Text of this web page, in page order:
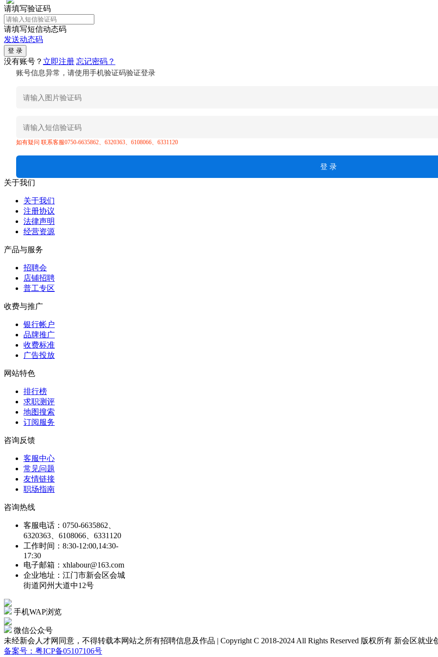
请填写验证码
请填写短信动态码
发送动态码
没有账号？ 立即注册 忘记密码？
账号信息异常，请使用手机验证码验证登录
如有疑问 联系客服0750-6635862、6320363、6108066、6331120
关于我们
关于我们
注册协议
法律声明
经营资源
产品与服务
招聘会
店铺招聘
普工专区
收费与推广
银行帐户
品牌推广
收费标准
广告投放
网站特色
排行榜
求职测评
地图搜索
订阅服务
咨询反馈
客服中心
常见问题
友情链接
职场指南
咨询热线
客服电话：0750-6635862、
6320363、6108066、6331120
工作时间：8:30-12:00,14:30-
17:30
电子邮箱：xhlabour@163.com
企业地址：江门市新会区会城
街道冈州大道中12号
手机WAP浏览
微信公众号
未经新会人才网同意，不得转载本网站之所有招聘信息及作品 | Copyright C 2018-2024 All Rights Reserved 版权所有 新会区就业
备案号：粤ICP备05107106号